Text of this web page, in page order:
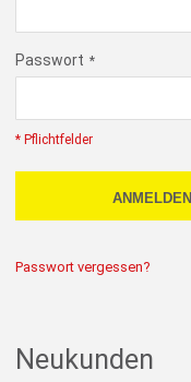
Passwort
* Pflichtfelder
ANMELDEN
Passwort vergessen?
Neukunden